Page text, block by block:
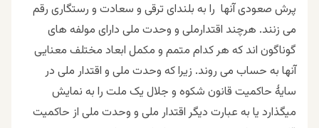
پرش صعودی آنها را به بلندای ترقی و سعادت و رستگاری رقم
می زنند. هرچند اقتدارملی و وحدت ملی دارای مولفه های
گوناگون اند که هر کدام متمم و مکمل ابعاد مختلف معنایی
آنها به حساب می روند. زیرا که وحدت ملی و اقتدار ملی در
سایۀ حاکمیت قانون شکوه و جلال یک ملت را به نمایش
میگذارد یا به عبارت دیگر اقتدار ملی و وحدت ملی از حاکمیت